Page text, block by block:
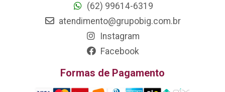
(62) 99614-6319
atendimento@grupobig.com.br
Instagram
Facebook
Formas de Pagamento